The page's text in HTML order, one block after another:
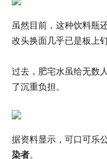
虽然目前，这种饮料瓶
改头换面几乎已是板上
过去，肥宅水虽给无数
了沉重负担。
据资料显示，可口可乐
染者。